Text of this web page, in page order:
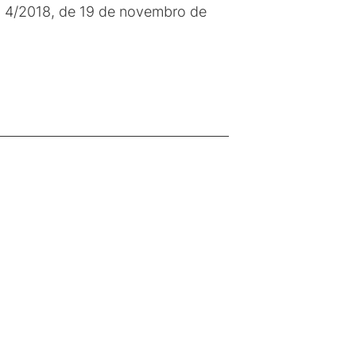
2018, de 19 de novembro de